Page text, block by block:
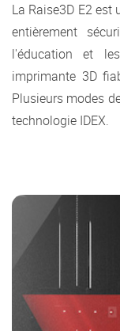
La Raise3D E2
entièrement
l'éducation et
imprimante 3D
Plusieurs modes
technologie IDEX.